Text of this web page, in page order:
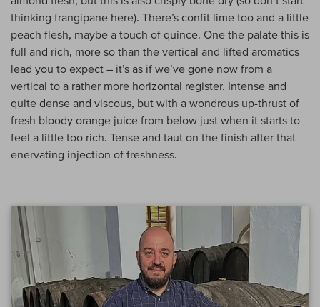
thinking frangipane here). There’s confit lime too and a little
peach flesh, maybe a touch of quince. One the palate this is
full and rich, more so than the vertical and lifted aromatics
lead you to expect – it’s as if we’ve gone now from a
vertical to a rather more horizontal register. Intense and
quite dense and viscous, but with a wondrous up-thrust of
fresh bloody orange juice from below just when it starts to
feel a little too rich. Tense and taut on the finish after that
enervating injection of freshness.